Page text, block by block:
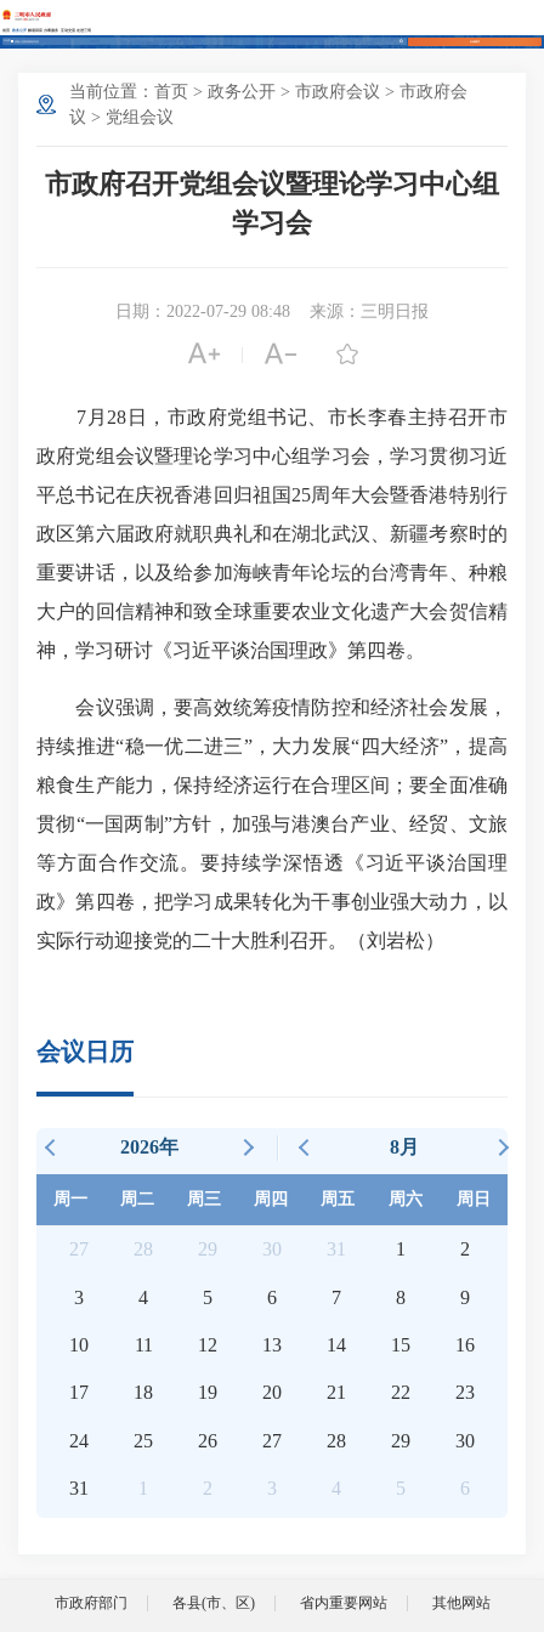
政务公开 解读回应 办事服务 互动交流 走进三明
当前位置： 首页 > 政务公开 > 市政府会议 > 市政府会
议 > 党组会议
市政府召开党组会议暨理论学习中心组
学习会
日期：2022-07-29 08:48 来源：三明日报
  
7月28日，市政府党组书记、市长李春主持召开市
政府党组会议暨理论学习中心组学习会，学习贯彻习近
平总书记在庆祝香港回归祖国25周年大会暨香港特别行
政区第六届政府就职典礼和在湖北武汉、新疆考察时的
重要讲话，以及给参加海峡青年论坛的台湾青年、种粮
大户的回信精神和致全球重要农业文化遗产大会贺信精
神，学习研讨《习近平谈治国理政》第四卷。
会议强调，要高效统筹疫情防控和经济社会发展，
持续推进“稳一优二进三”，大力发展“四大经济”，提高
粮食生产能力，保持经济运行在合理区间；要全面准确
贯彻“一国两制”方针，加强与港澳台产业、经贸、文旅
等方面合作交流。要持续学深悟透《习近平谈治国理
政》第四卷，把学习成果转化为干事创业强大动力，以
实际行动迎接党的二十大胜利召开。（刘岩松）
会议日历
2026年 8月
周一 周二 周三 周四 周五 周六 周日
27 28 29 30 31 1 2
3 4 5 6 7 8 9
10 11 12 13 14 15 16
17 18 19 20 21 22 23
24 25 26 27 28 29 30
31 1 2 3 4 5 6
市政府部门 各县(市、区) 省内重要网站 其他网站